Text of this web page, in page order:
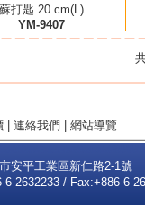
蘇打匙 20 cm(L)
YM-9407
連絡我們 網站導覽
安平工業區新仁路2-1號
6-2632233 / Fax:+886-6-